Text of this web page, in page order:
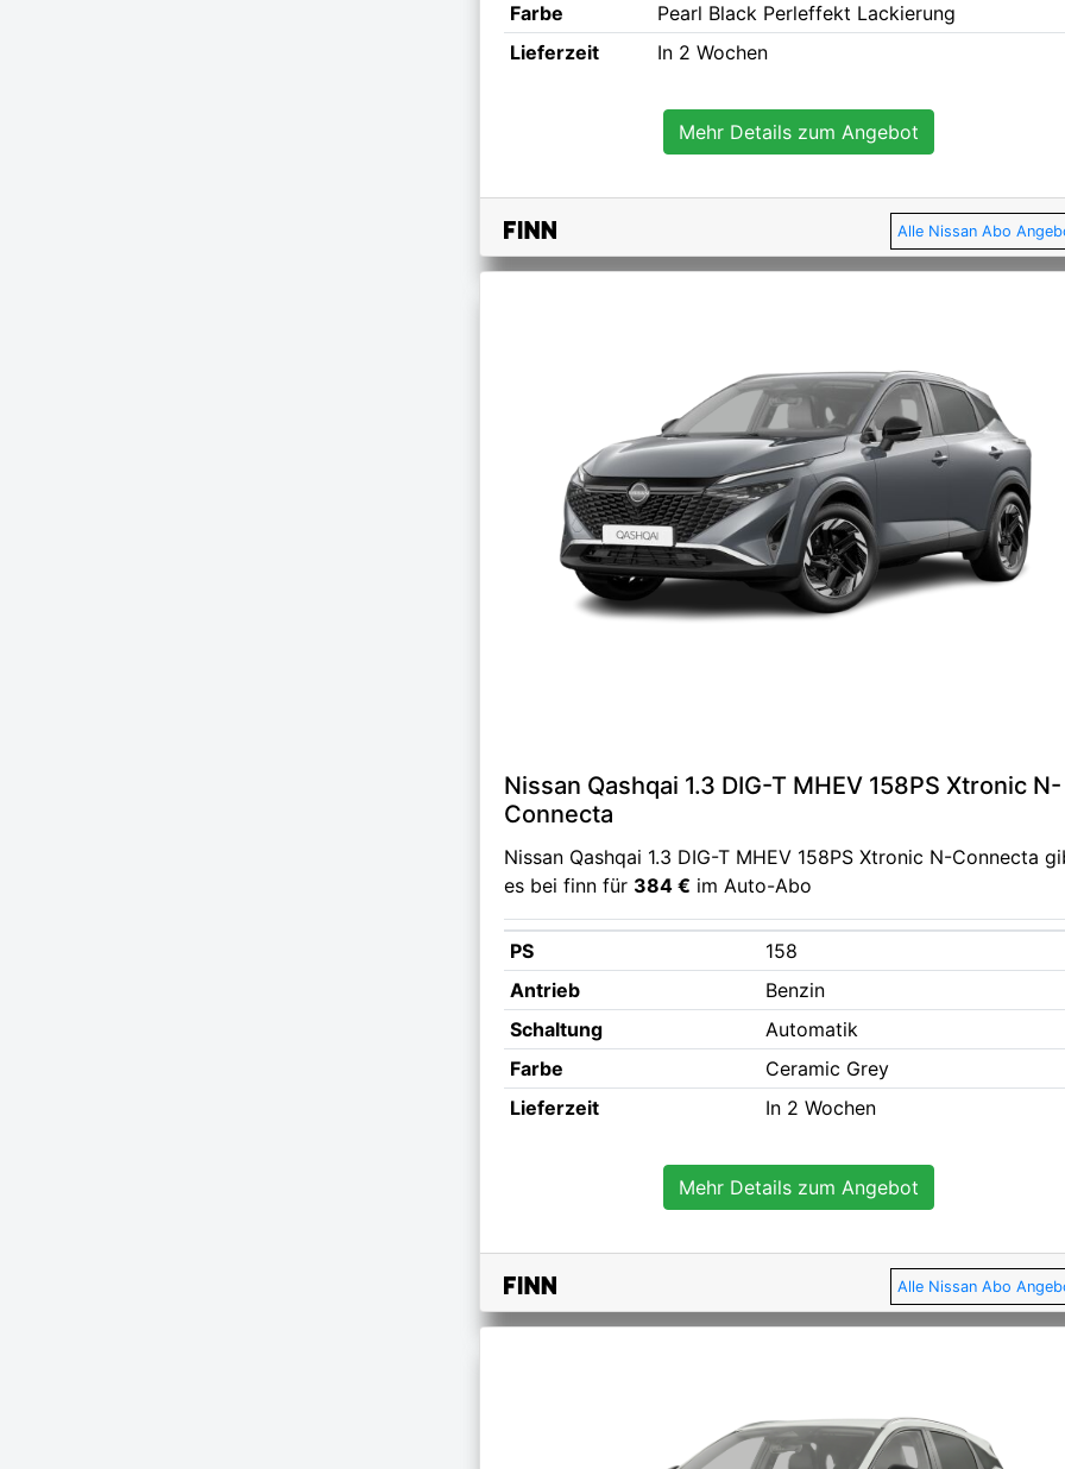
Farbe
Pearl Black Perleffekt Lackierung
Lieferzeit
In 2 Wochen
Mehr Details zum Angebot
Alle Nissan Abo
Nissan Qashqai 1.3 DIG-T MHEV 158PS Xtronic N-
Connecta
Nissan Qashqai 1.3 DIG-T MHEV 158PS Xtronic N-Connecta
es bei finn für 384 € im Auto-Abo
PS
158
Antrieb
Benzin
Schaltung
Automatik
Farbe
Ceramic Grey
Lieferzeit
In 2 Wochen
Mehr Details zum Angebot
Alle Nissan Abo